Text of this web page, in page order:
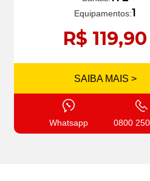
Equipamentos:1
R$ 119,90
SAIBA MAIS >
Whatsapp 0800